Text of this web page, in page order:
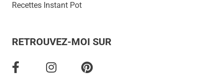
Recettes Instant Pot
RETROUVEZ-MOI SUR